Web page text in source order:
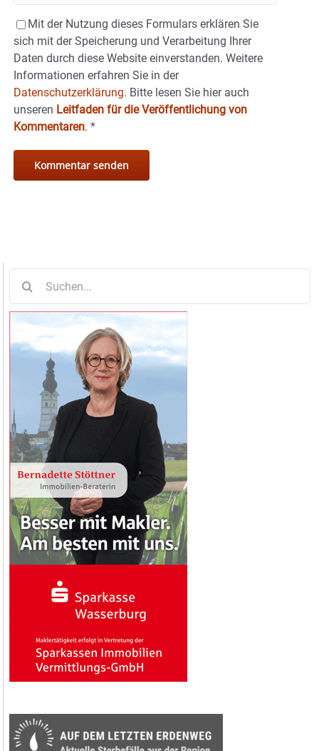
Mit der Nutzung dieses Formulars erklären Sie
sich mit der Speicherung und Verarbeitung Ihrer
Daten durch diese Website einverstanden. Weitere
Informationen erfahren Sie in der
Datenschutzerklärung. Bitte lesen Sie hier auch
unseren Leitfaden für die Veröffentlichung von
Kommentaren. *
nach: